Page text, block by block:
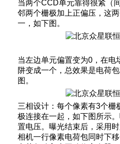
当两个CCD单元靠得很紧（
邻两个栅极加上正偏压，这
一，如下图。
当左边单元偏置变为0 ，在
阱变成一个，总效果是电荷
图。
三相设计：每个像素有3个栅
极连接在一起，如下图所示
置电压。曝光结束后，采用
相机一行像素电荷包同时下